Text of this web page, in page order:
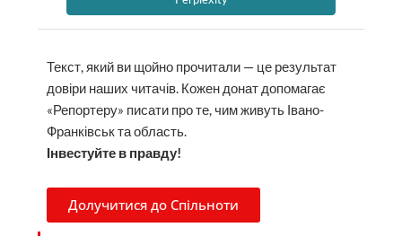
Текст, який ви щойно прочитали — це результат
довіри наших читачів. Кожен донат допомагає
«Репортеру» писати про те, чим живуть Івано-
Франківськ та область.
Інвестуйте в правду!
Долучитися до Спільноти